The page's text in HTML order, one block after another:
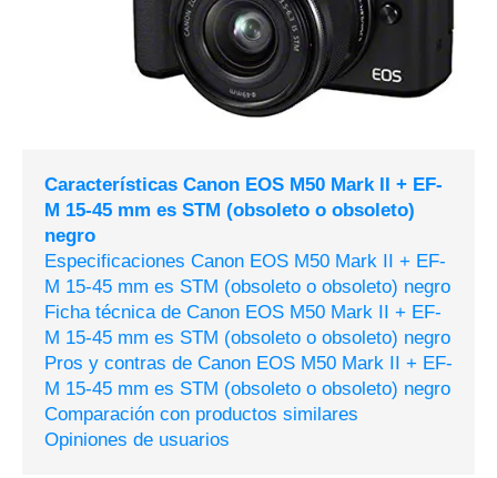
Características Canon EOS M50 Mark II + EF-
M 15-45 mm es STM (obsoleto o obsoleto)
negro
Especificaciones Canon EOS M50 Mark II + EF-
M 15-45 mm es STM (obsoleto o obsoleto) negro
Ficha técnica de Canon EOS M50 Mark II + EF-
M 15-45 mm es STM (obsoleto o obsoleto) negro
Pros y contras de Canon EOS M50 Mark II + EF-
M 15-45 mm es STM (obsoleto o obsoleto) negro
Comparación con productos similares
Opiniones de usuarios